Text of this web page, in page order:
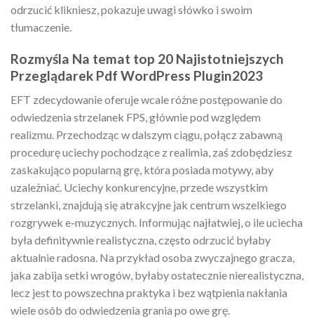
odrzucić klikniesz, pokazuje uwagi słówko i swoim
tłumaczenie.
Rozmyśla Na temat top 20 Najistotniejszych
Przeglądarek Pdf WordPress Plugin2023
EFT zdecydowanie oferuje wcale różne postępowanie do
odwiedzenia strzelanek FPS, głównie pod względem
realizmu. Przechodząc w dalszym ciągu, połącz zabawną
procedurę uciechy pochodzące z realimia, zaś zdobędziesz
zaskakująco popularną grę, która posiada motywy, aby
uzależniać. Uciechy konkurencyjne, przede wszystkim
strzelanki, znajdują się atrakcyjne jak centrum wszelkiego
rozgrywek e-muzycznych. Informując najłatwiej, o ile uciecha
była definitywnie realistyczna, często odrzucić byłaby
aktualnie radosna. Na przykład osoba zwyczajnego gracza,
jaka zabija setki wrogów, byłaby ostatecznie nierealistyczna,
lecz jest to powszechna praktyka i bez wątpienia nakłania
wiele osób do odwiedzenia grania po owe grę.